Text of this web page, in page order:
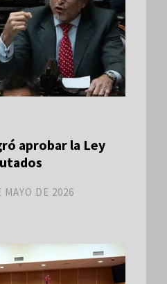
aprobar la Ley
MAYO DE 2026